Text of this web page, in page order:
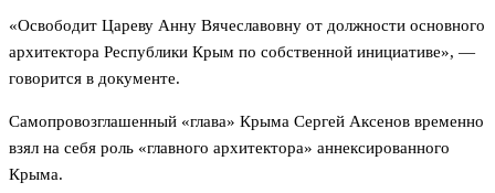
«Освободит Цареву Анну Вячеславовну от должности основного
архитектора Республики Крым по собственной инициативе», —
говорится в документе.
Самопровозглашенный «глава» Крыма Сергей Аксенов временно
взял на себя роль «главного архитектора» аннексированного
Крыма.